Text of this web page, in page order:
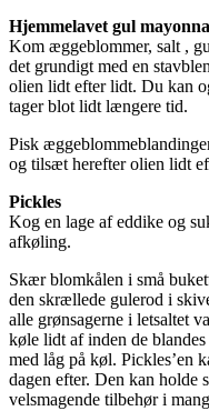
Hjemmelavet gul
Kom æggeblommer, salt ,
det grundigt med en
olien lidt efter lidt. Du kan
tager blot lidt længere tid.
Pisk
og tilsæt herefter olien lidt
Pickles
Kog en lage af eddike og
afkøling.
Skær blomkålen i små
den skrællede gulerod i
alle grønsagerne i letsaltet
køle lidt af inden de
med låg på køl. Pickles’en
dagen efter. Den kan holde
velsmagende tilbehør i